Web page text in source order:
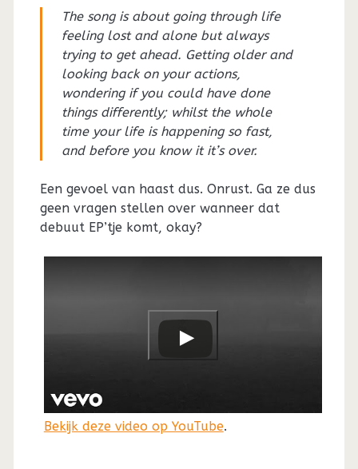
The song is about going through life
feeling lost and alone but always
trying to get ahead. Getting older and
looking back on your actions,
wondering if you could have done
things differently; whilst the whole
time your life is happening so fast,
and before you know it it’s over.
Een gevoel van haast dus. Onrust. Ga ze dus
geen vragen stellen over wanneer dat
debuut EP’tje komt, okay?
Bekijk deze video op YouTube.